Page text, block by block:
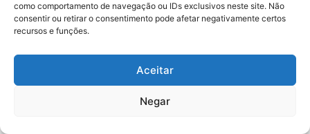
como comportamento de navegação ou IDs exclusivos neste site. Não
consentir ou retirar o consentimento pode afetar negativamente certos
recursos e funções.
Aceitar
Negar
Policia: Suspeito de matar homem
em hotel de João Pessoa se
apresenta à polícia em Caicó